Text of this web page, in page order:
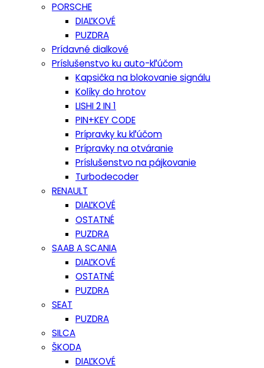
PORSCHE
DIAĽKOVÉ
PUZDRA
Prídavné dialkové
Príslušenstvo ku auto-kľúčom
Kapsička na blokovanie signálu
Kolíky do hrotov
LISHI 2 IN 1
PIN+KEY CODE
Prípravky ku kľúčom
Prípravky na otváranie
Príslušenstvo na pájkovanie
Turbodecoder
RENAULT
DIAĽKOVÉ
OSTATNÉ
PUZDRA
SAAB A SCANIA
DIAĽKOVÉ
OSTATNÉ
PUZDRA
SEAT
PUZDRA
SILCA
ŠKODA
DIAĽKOVÉ